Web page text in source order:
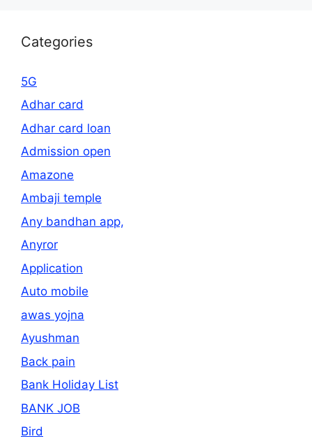
Categories
5G
Adhar card
Adhar card loan
Admission open
Amazone
Ambaji temple
Any bandhan app,
Anyror
Application
Auto mobile
awas yojna
Ayushman
Back pain
Bank Holiday List
BANK JOB
Bird